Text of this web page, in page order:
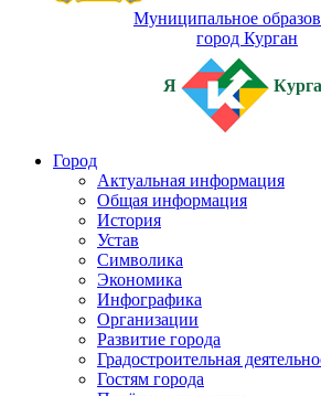
Муниципальное
город Курган
Я
Город
Актуальная информация
Общая информация
История
Устав
Символика
Экономика
Инфографика
Организации
Развитие города
Градостроительная
Гостям города